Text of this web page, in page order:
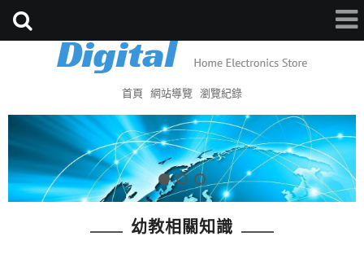
首頁 網站導覽 瀏覽紀錄
幼教相關知識